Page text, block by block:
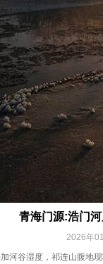
青海门源:浩门
2026年
河谷湿度，祁连山腹地